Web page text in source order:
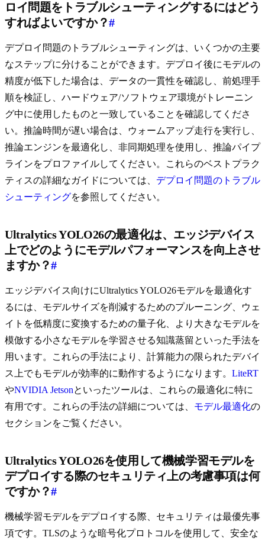
ロイ問題をトラブルシューティングするにはどう
すればよいですか？#
デプロイ問題のトラブルシューティングは、いくつかの主要
なステップに分けることができます。デプロイ後にモデルの
精度が低下した場合は、データの一貫性を確認し、前処理手
順を検証し、ハードウェア/ソフトウェア環境がトレーニン
グ中に使用したものと一致していることを確認してくださ
い。推論時間が遅い場合は、ウォームアップ走行を実行し、
推論エンジンを最適化し、非同期処理を使用し、推論パイプ
ラインをプロファイルしてください。これらのベストプラク
ティスの詳細なガイドについては、 デプロイ問題のトラブル
シューティングを参照してください。
Ultralytics YOLO26の最適化は、エッジデバイス
上でどのようにモデルパフォーマンスを向上させ
ますか？#
エッジデバイス向けにUltralytics YOLO26モデルを最適化す
るには、モデルサイズを削減するためのプルーニング、ウェ
イトを低精度に変換するための量子化、より大きなモデルを
模倣する小さなモデルを学習させる知識蒸留といった手法を
用います。これらの手法により、計算能力の限られたデバイ
ス上でもモデルが効率的に動作するようになります。 LiteRT
やNVIDIA Jetsonといったツールは、これらの最適化に特に
有用です。これらの手法の詳細については、 モデル最適化の
セクションをご覧ください。
Ultralytics YOLO26を使用して機械学習モデルを
デプロイする際のセキュリティ上の考慮事項は何
ですか？#
機械学習モデルをデプロイする際、セキュリティは最優先事
項です。TLSのような暗号化プロトコルを使用して、安全な